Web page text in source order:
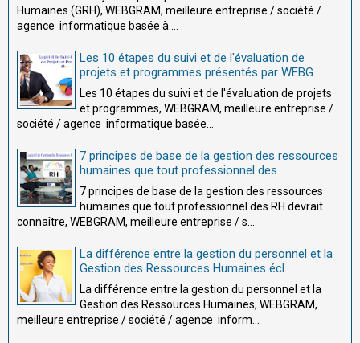
Humaines (GRH), WEBGRAM, meilleure entreprise / société /
agence informatique basée à ...
Les 10 étapes du suivi et de l'évaluation de
projets et programmes présentés par WEBG...
Les 10 étapes du suivi et de l'évaluation de projets
et programmes, WEBGRAM, meilleure entreprise /
société / agence informatique basée...
7 principes de base de la gestion des ressources
humaines que tout professionnel des ...
7 principes de base de la gestion des ressources
humaines que tout professionnel des RH devrait
connaître, WEBGRAM, meilleure entreprise / s...
La différence entre la gestion du personnel et la
Gestion des Ressources Humaines écl...
La différence entre la gestion du personnel et la
Gestion des Ressources Humaines, WEBGRAM,
meilleure entreprise / société / agence inform...